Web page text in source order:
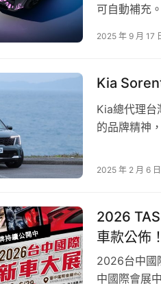
費健檢
策」 夏季健檢活動期間，只要
粉塵濾網 超值套餐$3,368起
潔組 加購價$999起
專案，機油買3送1，煞車/電瓶/
特惠價
用戶獨享專屬回廠禮遇券 (限
可自動補充
了停車位上
2025 年 9 月 17
Kia
Kia總代理台
的品牌精神
進口電動車
2025 年 2 月 6 日
2026
車款公佈！
2026台中國
中國際會展